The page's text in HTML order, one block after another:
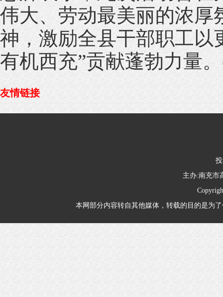
伟大、劳动最美丽的浓厚
神，激励全县干部职工以
有机西充”贡献蓬勃力量
友情链接
主办:南充
本网部分内容转自其他媒体，转载的目的是为